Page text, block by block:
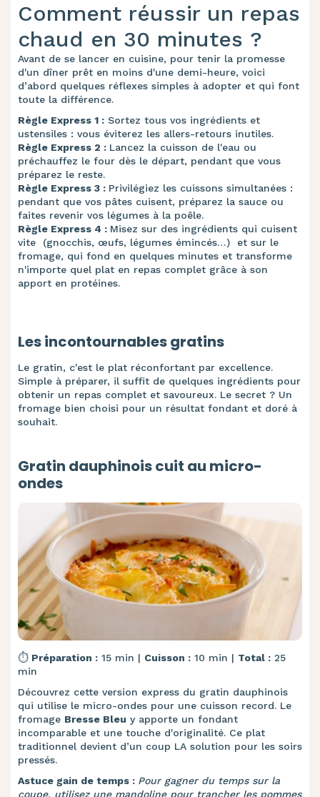
Comment réussir un repas
chaud en 30 minutes ?
Avant de se lancer en cuisine, pour tenir la promesse
d'un dîner prêt en moins d'une demi-heure, voici
d’abord quelques réflexes simples à adopter et qui font
toute la différence.
Règle Express 1 : Sortez tous vos ingrédients et
ustensiles : vous éviterez les allers-retours inutiles.
Règle Express 2 : Lancez la cuisson de l'eau ou
préchauffez le four dès le départ, pendant que vous
préparez le reste.
Règle Express 3 : Privilégiez les cuissons simultanées :
pendant que vos pâtes cuisent, préparez la sauce ou
faites revenir vos légumes à la poêle.
Règle Express 4 : Misez sur des ingrédients qui cuisent
vite (gnocchis, œufs, légumes émincés…) et sur le
fromage, qui fond en quelques minutes et transforme
n'importe quel plat en repas complet grâce à son
apport en protéines.
Les incontournables gratins
Le gratin, c'est le plat réconfortant par excellence.
Simple à préparer, il suffit de quelques ingrédients pour
obtenir un repas complet et savoureux. Le secret ? Un
fromage bien choisi pour un résultat fondant et doré à
souhait.
Gratin dauphinois cuit au micro-
ondes
⏱️ Préparation : 15 min | Cuisson : 10 min | Total : 25
min
Découvrez cette version express du gratin dauphinois
qui utilise le micro-ondes pour une cuisson record. Le
fromage Bresse Bleu y apporte un fondant
incomparable et une touche d'originalité. Ce plat
traditionnel devient d’un coup LA solution pour les soirs
pressés.
Astuce gain de temps : Pour gagner du temps sur la
coupe, utilisez une mandoline pour trancher les pommes